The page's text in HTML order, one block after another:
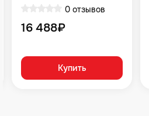
Maxsym 4000 отзывов
16 488₽
Купить